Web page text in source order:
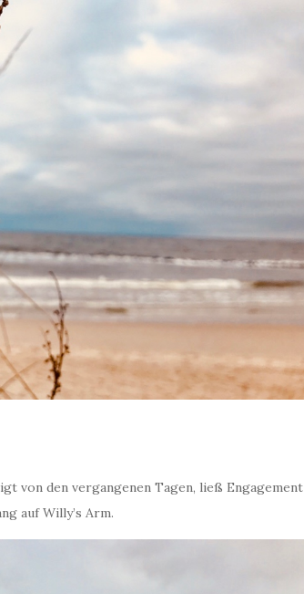
von den vergangenen Tagen, ließ Engagement
auf Willy’s Arm.